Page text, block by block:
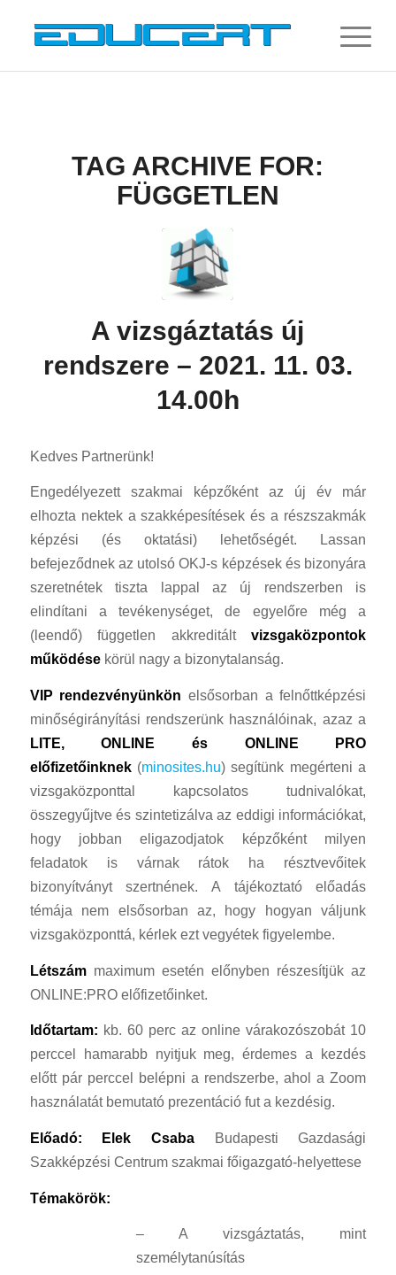
TAG ARCHIVE FOR:
FÜGGETLEN
A vizsgáztatás új
rendszere – 2021. 11. 03.
14.00h
Kedves Partnerünk!
Engedélyezett szakmai képzőként az új év már
elhozta nektek a szakképesítések és a részszakmák
képzési (és oktatási) lehetőségét. Lassan
befejeződnek az utolsó OKJ-s képzések és bizonyára
szeretnétek tiszta lappal az új rendszerben is
elindítani a tevékenységet, de egyelőre még a
(leendő) független akkreditáltvizsgaközpontok
működése körül nagy a bizonytalanság.
VIP rendezvényünkön elsősorban a felnőttképzési
minőségirányítási rendszerünk használóinak, azaz a
LITE,
ONLINE és ONLINE PRO
előfizetőinknek(minosites.hu) segítünk megérteni a
vizsgaközponttal kapcsolatos tudnivalókat,
összegyűjtve és szintetizálva az eddigi információkat,
hogy jobban eligazodjatok képzőként milyen
feladatok is várnak rátok ha résztvevőitek
bizonyítványt szertnének. A tájékoztató előadás
témája nem elsősorban az, hogy hogyan váljunk
vizsgaközponttá, kérlek ezt vegyétek figyelembe.
Létszámmaximum esetén előnyben részesítjük az
ONLINE:PRO előfizetőinket.
Időtartam: kb. 60 perc az online várakozószobát 10
perccel hamarabb nyitjuk meg, érdemes a kezdés
előtt pár perccel belépni a rendszerbe, ahol a Zoom
használatát bemutató prezentáció fut a kezdésig.
Előadó: Elek Csaba Budapesti Gazdasági
Szakképzési Centrum szakmai főigazgató-helyettese
Témakörök:
– A vizsgáztatás, mint
személytanúsítás